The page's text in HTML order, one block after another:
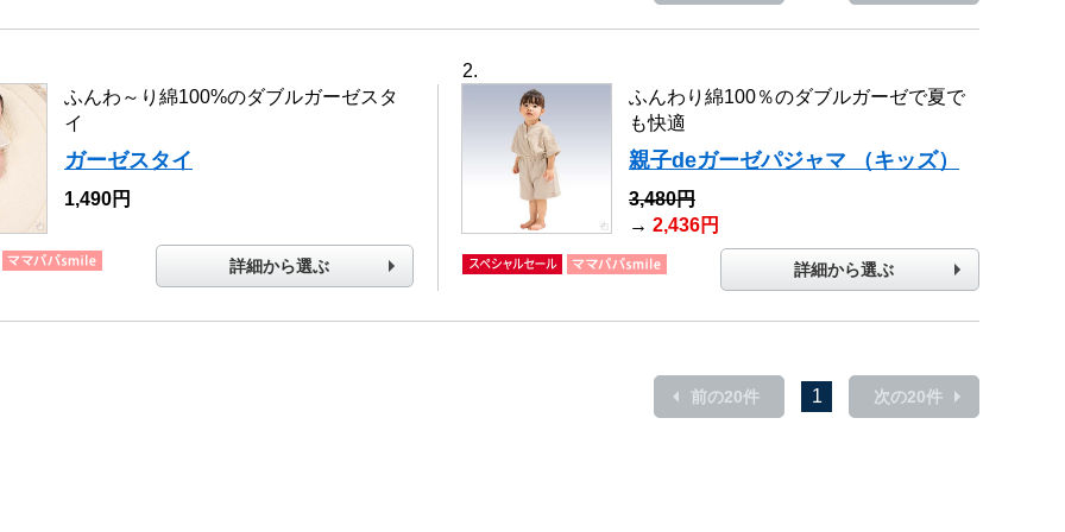
ふんわ～り綿100%のダブルガーゼスタ
イ
ガーゼスタイ
1,490円
詳細から選ぶ
ふんわり綿100％のダブルガーゼで夏で
も快適
親子deガーゼパジャマ （キッズ）
3,480円
→ 2,436円
詳細から選ぶ
前の20件 1 次の20件